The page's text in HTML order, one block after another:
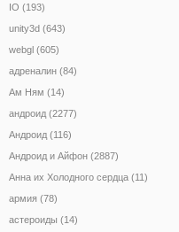
IO (193)
unity3d (643)
webgl (605)
адреналин (84)
Ам Ням (14)
андроид (2277)
Андроид (116)
Андроид и Айфон (2887)
Анна их Холодного сердца (11)
армия (78)
астероиды (14)